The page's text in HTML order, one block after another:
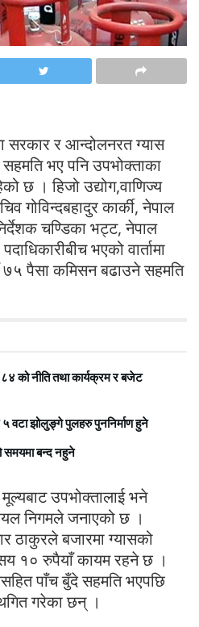
सरकार र आन्दोलनरत ग्यास
भए पनि उपभोक्ताका
छ । हिजो उद्योग,वाणिज्य
गोविन्दबहादुर कार्की, नेपाल
चण्डिका भट्ट, नेपाल
भएको वार्तामा
७५ पैसा कमिसन बढाउने सहमति
को नीति तथा कार्यक्रम र बजेट
५ वटा झोलुङ्गे पुलहरु पुननिर्माण हुने
बन्द नहुने
उपभोक्तालाई भने
निगमले जनाएको छ ।
ठाकुरले बजारमा ग्यासको
१० रुपैयाँ कायम रहने छ ।
पाँच बुँदे सहमति भएपछि
गरेका छन् ।